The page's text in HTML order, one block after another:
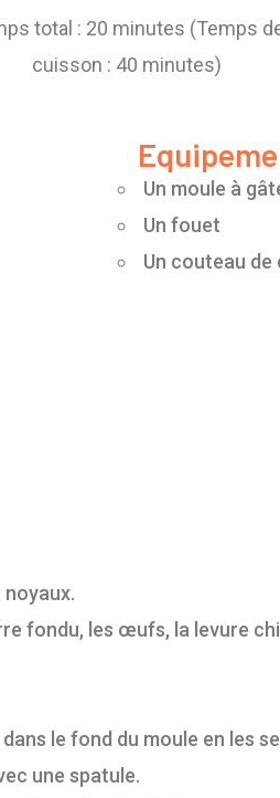
total : 20 minutes (Temps
cuisson : 40 minutes)
Un moule à
Un fouet
Un couteau de
fondu, les œufs, la levure
le fond du moule en les
une spatule.